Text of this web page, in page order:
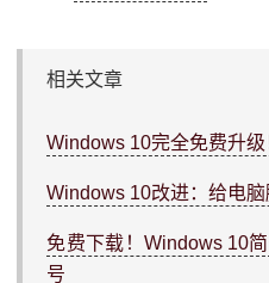
相关文章
Windows 10完全免费升级
Windows 10改进：给电
免费下载！Windows 10
号